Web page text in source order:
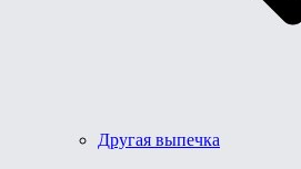
Другая выпечка